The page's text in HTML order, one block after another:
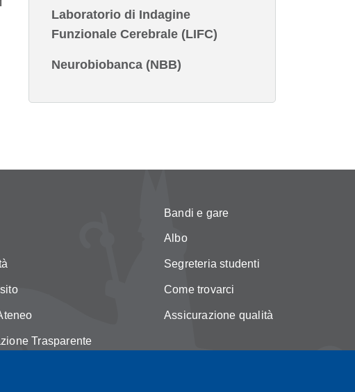
Laboratorio di Indagine
Funzionale Cerebrale (LIFC)
Neurobiobanca (NBB)
Trasparente
Bandi e gare
Albo
Segreteria studenti
Come trovarci
Assicurazione qualità